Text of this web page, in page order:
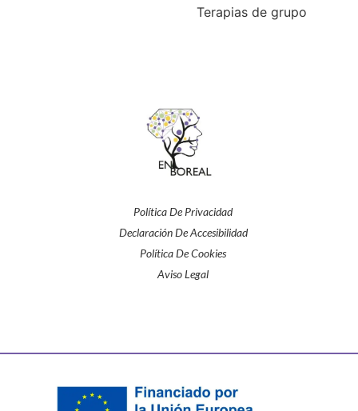
Política De Privacidad
Declaración De Accesibilidad
Política De Cookies
Aviso Legal
Terapias de grupo